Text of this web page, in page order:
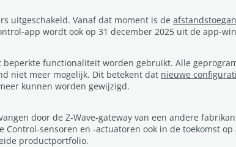
uitgeschakeld. Vanaf dat moment is de
app wordt ook op 31 december 2025 uit de app-
functionaliteit worden gebruikt. Alle
niet meer mogelijk. Dit betekent dat nieuwe
kunnen worden gewijzigd.
door de Z-Wave-gateway van een andere
Control-sensoren en -actuatoren ook in de toekomst
productportfolio.